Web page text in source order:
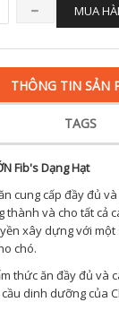
MUA
THÔNG TIN SẢN
TAGS
Fib's Dạng Hạt
cung cấp đầy đủ
và cho tất cả
xây dựng với
chó.
thức ăn đầy đủ và
dinh dưỡng của